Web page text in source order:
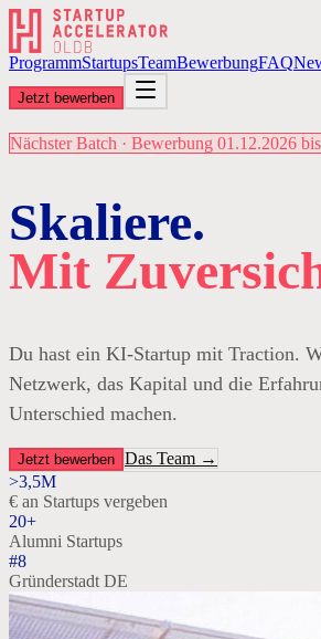
ProgrammStartupsTeamBewerbungFAQ
Jetzt bewerben
Nächster Batch · Bewerbung 01.12.2026
Skaliere.
Mit
Du hast ein KI-Startup mit Traction.
Netzwerk, das Kapital und die
Unterschied machen.
Jetzt bewerben Das Team →
>3,5M
€ an Startups vergeben
20+
Alumni Startups
#8
Gründerstadt DE